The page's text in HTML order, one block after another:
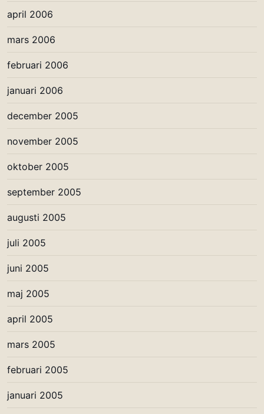
april 2006
mars 2006
februari 2006
januari 2006
december 2005
november 2005
oktober 2005
september 2005
augusti 2005
juli 2005
juni 2005
maj 2005
april 2005
mars 2005
februari 2005
januari 2005